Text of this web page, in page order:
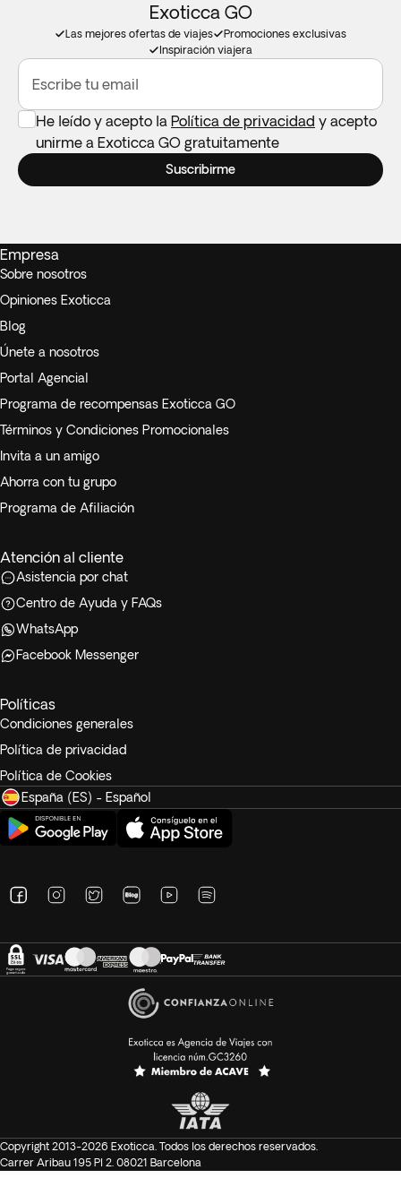
Exoticca GO
Las mejores ofertas de viajes
Promociones exclusivas
Inspiración viajera
Escribe tu email
He leído y acepto la Política de privacidad y acepto
unirme a Exoticca GO gratuitamente
Suscribirme
Empresa
Sobre nosotros
Opiniones Exoticca
Blog
Únete a nosotros
Portal Agencial
Programa de recompensas Exoticca GO
Términos y Condiciones Promocionales
Invita a un amigo
Ahorra con tu grupo
Programa de Afiliación
Atención al cliente
Asistencia por chat
Centro de Ayuda y FAQs
WhatsApp
Facebook Messenger
Políticas
Condiciones generales
Política de privacidad
Política de Cookies
España (ES) - Español
Copyright 2013-2026 Exoticca. Todos los derechos reservados.
Carrer Aribau 195 Pl 2. 08021 Barcelona